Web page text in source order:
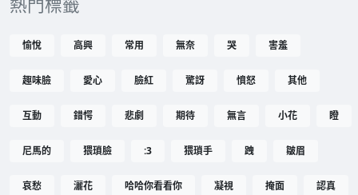
愉悅 高興 常用 無奈 哭 害羞
趣味臉 愛心 臉紅 驚訝 憤怒 其他
互動 錯愕 悲劇 期待 無言 小花 瞪
尼馬的 猥瑣臉 :3 猥瑣手 跩 皺眉
哀愁 灑花 哈哈你看看你 凝視 掩面 認真